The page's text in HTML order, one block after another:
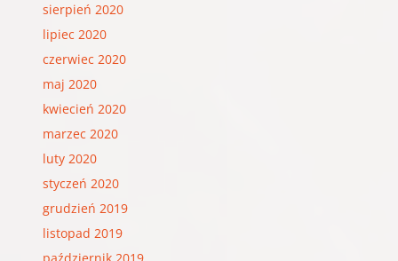
sierpień 2020
lipiec 2020
czerwiec 2020
maj 2020
kwiecień 2020
marzec 2020
luty 2020
styczeń 2020
grudzień 2019
listopad 2019